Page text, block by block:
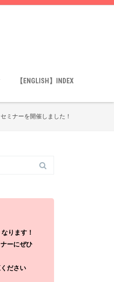
【ENGLISH】INDEX
ミナーを開催しました！
ります！
ーにぜひ
ださい